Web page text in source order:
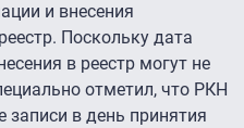
и внесения
Поскольку дата
в реестр могут не
отметил, что РКН
записи в день принятия